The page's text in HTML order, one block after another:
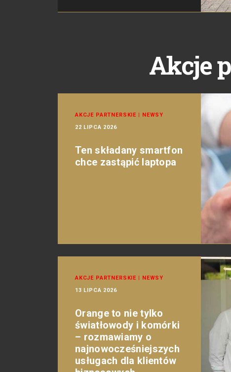
Akcje
AKCJE PARTNERSKIE | NEWSY
22 LIPCA 2026
Ten składany smartfon
chce zastąpić laptopa
AKCJE PARTNERSKIE | NEWSY
13 LIPCA 2026
Orange to nie tylko
światłowody i komórki
– rozmawiamy o
najnowocześniejszych
usługach dla klientów